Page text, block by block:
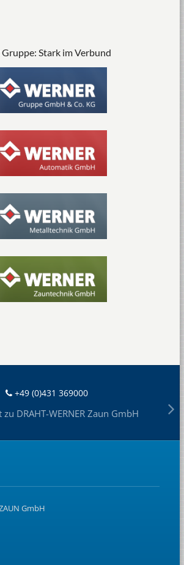
Stark im Verbund
+49 (0)431 369000
DRAHT-WERNER Zaun GmbH
GmbH